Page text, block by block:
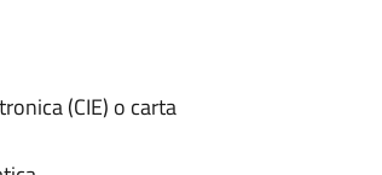
(CIE) o carta